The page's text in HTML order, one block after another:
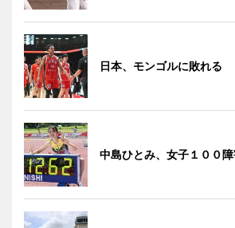
日本、モンゴルに敗れる
中島ひとみ、女子１００